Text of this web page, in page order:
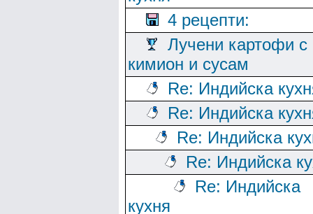
4 рецепти:
Лучени картофи с
кимион и сусам
Re: Индийска
Re: Индийска
Re: Индийска
Re: Индийска
Re: Индийска
кухня